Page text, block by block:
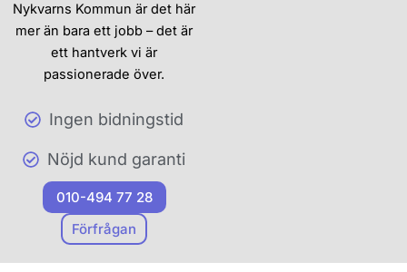
Nykvarns Kommun är det här
mer än bara ett jobb – det är
ett hantverk vi är
passionerade över.
Ingen bidningstid
Nöjd kund garanti
010-494 77 28
Förfrågan